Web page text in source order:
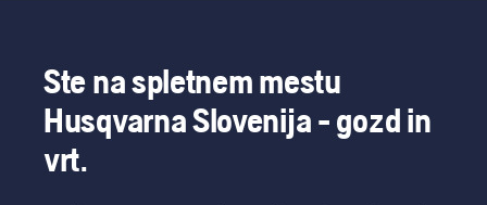
Ste na spletnem mestu
Husqvarna Slovenija - gozd in
vrt.